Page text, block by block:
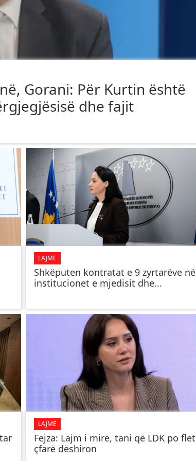
Gorani: Për Kurtin është
dhe fajit
LAJME
Shkëputen kontratat e 9 zyrtarëve në
institucionet e mjedisit dhe...
LAJME
Fejza: Lajm i mirë, tani që LDK po flet
çfarë dëshiron